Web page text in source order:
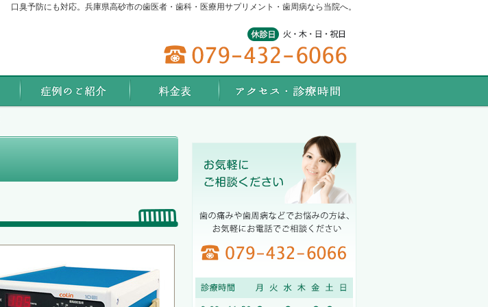
口臭予防にも対応。兵庫県高砂市の歯医者・歯科・医療用サプリメント・歯周病なら当院へ。
院内ツアー 症例集 料金表 アクセス・診療時間